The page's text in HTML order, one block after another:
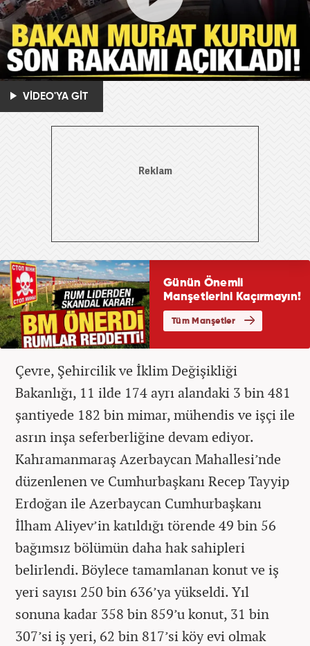
VİDEO'YA GİT
Çevre, Şehircilik ve İklim Değişikliği
Bakanlığı, 11 ilde 174 ayrı alandaki 3 bin 481
şantiyede 182 bin mimar, mühendis ve işçi ile
asrın inşa seferberliğine devam ediyor.
Kahramanmaraş Azerbaycan Mahallesi’nde
düzenlenen ve Cumhurbaşkanı Recep Tayyip
Erdoğan ile Azerbaycan Cumhurbaşkanı
İlham Aliyev’in katıldığı törende 49 bin 56
bağımsız bölümün daha hak sahipleri
belirlendi. Böylece tamamlanan konut ve iş
yeri sayısı 250 bin 636’ya yükseldi. Yıl
sonuna kadar 358 bin 859’u konut, 31 bin
307’si iş yeri, 62 bin 817’si köy evi olmak